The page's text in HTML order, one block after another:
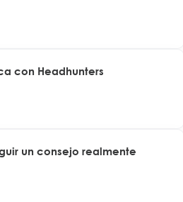
con Headhunters
un consejo realmente